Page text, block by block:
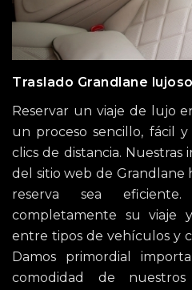
Traslado Grandlane
Reservar un viaje de lujo
un proceso sencillo, fácil
clics de distancia. Nuestras
del sitio web de Grandlane
reserva sea eficiente.
completamente su viaje
entre tipos de vehículos y
Damos primordial
comodidad de nuestros